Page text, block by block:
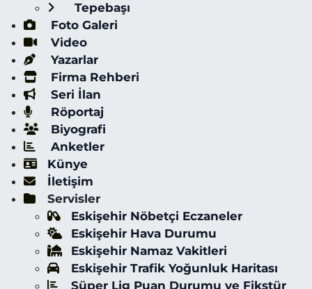
Tepebaşı
Foto Galeri
Video
Yazarlar
Firma Rehberi
Seri İlan
Röportaj
Biyografi
Anketler
Künye
İletişim
Servisler
Eskişehir Nöbetçi Eczaneler
Eskişehir Hava Durumu
Eskişehir Namaz Vakitleri
Eskişehir Trafik Yoğunluk Haritası
Süper Lig Puan Durumu ve Fikstür